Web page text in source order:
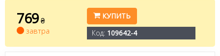
769 ₴
завтра
КУПИТЬ
Код: 109642-4